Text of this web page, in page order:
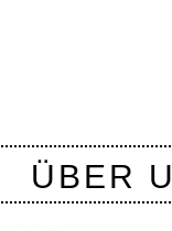
ÜBER